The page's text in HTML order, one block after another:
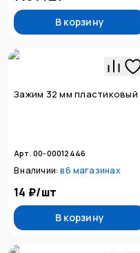
В корзину
Зажим 32 мм пластиковый
Арт. 00-00012446
В наличии: в6 магазинах
14 ₽/шт
В корзину